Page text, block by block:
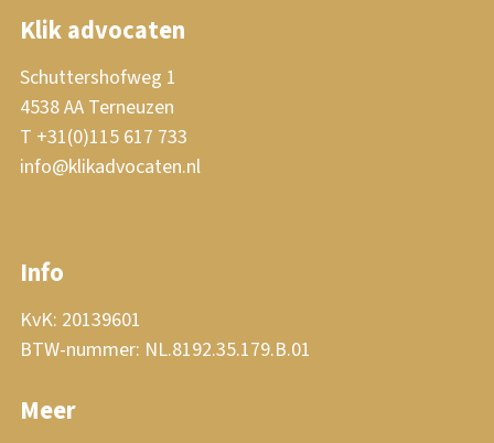
Klik advocaten
Schuttershofweg 1
4538 AA Terneuzen
T +31(0)115 617 733
info@klikadvocaten.nl
Info
KvK: 20139601
BTW-nummer: NL.8192.35.179.B.01
Meer